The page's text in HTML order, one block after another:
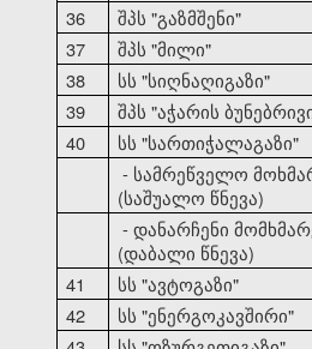
36
შპს "გაზმშენი"
37
შპს "მილი"
38
სს "სიღნაღიგაზი"
39
შპს "აჭარის
40
სს "სართიჭალაგაზი"
- სამრეწველო
(საშუალო წნევა)
- დანარჩენი
(დაბალი წნევა)
41
სს "ავტოგაზი"
42
სს "ენერგოკავშირი"